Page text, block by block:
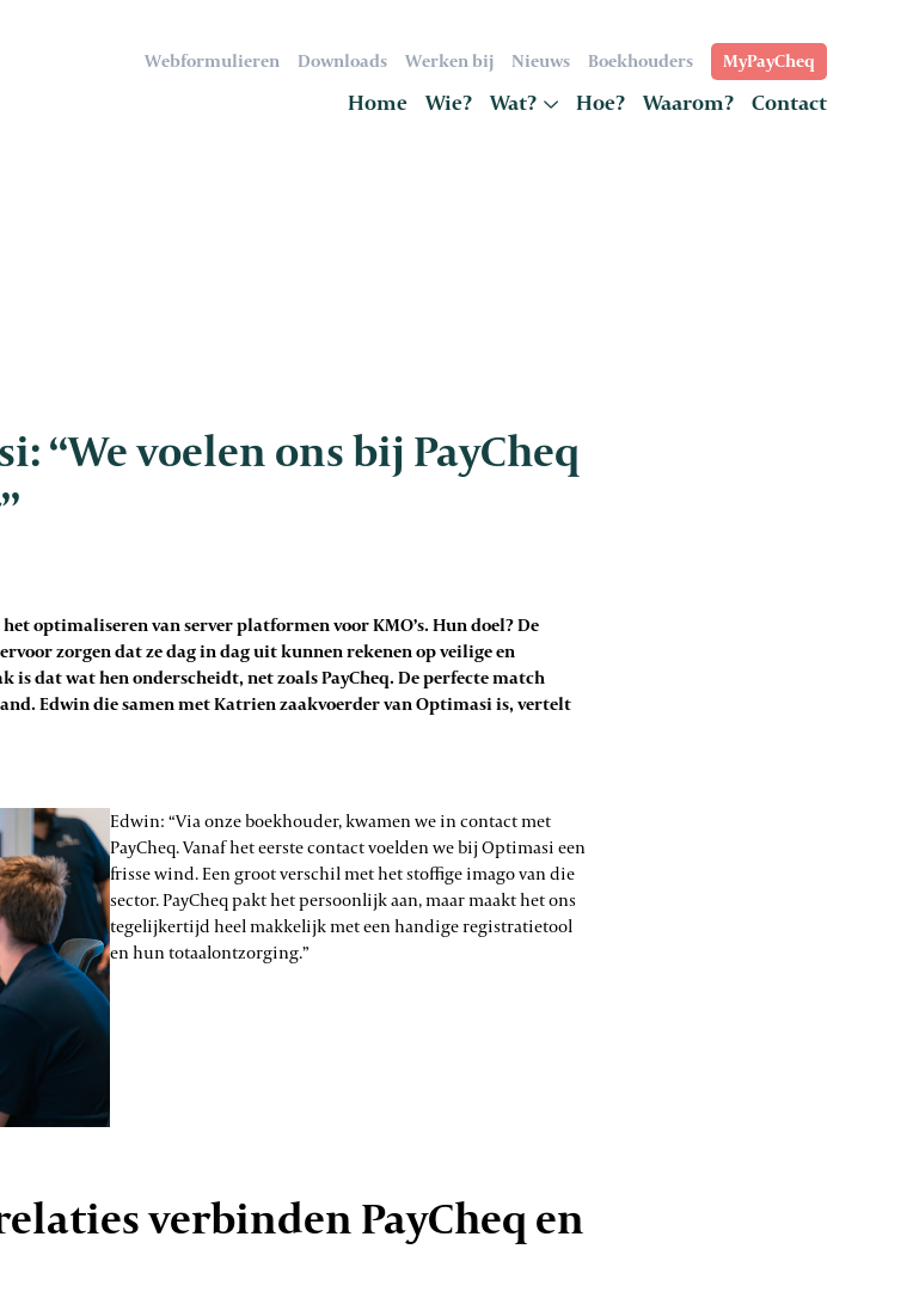
Webformulieren Downloads Werken bij Nieuws Boekhouders MyPayCheq
Home Wie? Wat? Hoe? Waarom? Contact
“We voelen ons bij PayCheq
optimaliseren van server platformen voor KMO’s. Hun doel? De
zorgen dat ze dag in dag uit kunnen rekenen op veilige en
is dat wat hen onderscheidt, net zoals PayCheq. De perfecte match
Edwin die samen met Katrien zaakvoerder van Optimasi is, vertelt
Edwin: “Via onze boekhouder, kwamen we in contact met
PayCheq. Vanaf het eerste contact voelden we bij Optimasi een
frisse wind. Een groot verschil met het stoffige imago van die
sector. PayCheq pakt het persoonlijk aan, maar maakt het ons
tegelijkertijd heel makkelijk met een handige registratietool
en hun totaalontzorging.”
verbinden PayCheq en